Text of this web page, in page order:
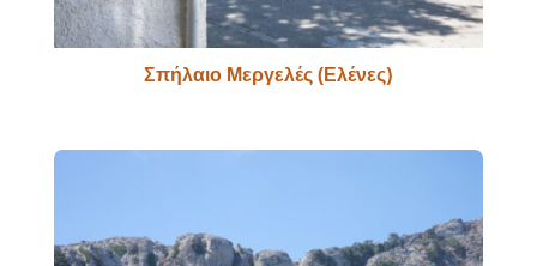
Σπήλαιο Μεργελές (Ελένες)